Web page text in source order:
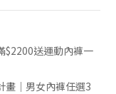
$2200送運動內褲一
畫｜男女內褲任選3